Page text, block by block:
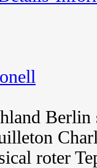
Berlin
roter